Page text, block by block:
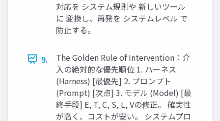
対応を システム規則や 新しいツール
に 変換し、再発を システムレベル で
防止する。
9.
The Golden Rule of Intervention：介
入の絶対的な優先順位 1. ハーネス
(Harness) [最優先] 2. プロンプト
(Prompt) [次点] 3. モデル (Model) [最
終手段] E, T, C, S, L, Vの修正。 確実性
が高く、コストが安い。 システムプロ